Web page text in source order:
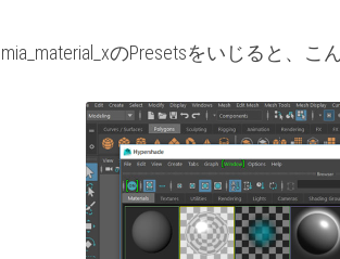
mia_material_xのPresetsをいじると、こ